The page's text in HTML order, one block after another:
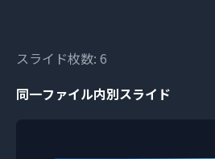
スライド枚数: 6
同一ファイル内別スライド